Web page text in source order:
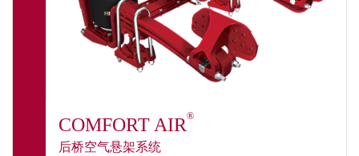
COMFORT AIR®
后桥空气悬架系统